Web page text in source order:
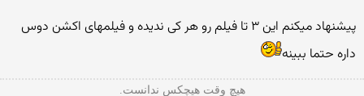
پیشنهاد میکنم این ۳ تا فیلم رو هر کی ندیده و فیلمهای اکشن دوس
داره حتما ببینه
هیچ وقت هیچکس ندانست.